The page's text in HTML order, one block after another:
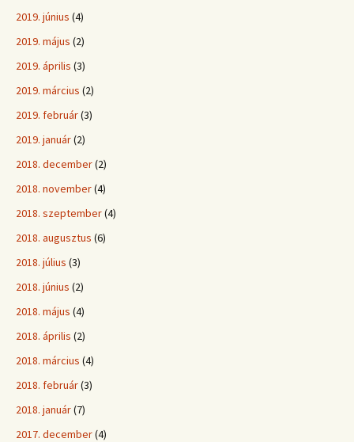
2019. június (4)
2019. május (2)
2019. április (3)
2019. március (2)
2019. február(3)
2019. január(2)
2018. december(2)
2018. november(4)
2018. szeptember(4)
2018. augusztus (6)
2018. július (3)
2018. június (2)
2018. május (4)
2018. április (2)
2018. március (4)
2018. február(3)
2018. január(7)
2017. december(4)